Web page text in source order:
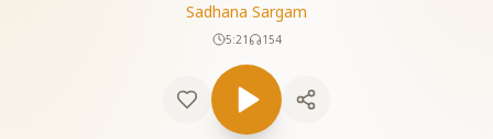
Sadhana Sargam
5:21 154